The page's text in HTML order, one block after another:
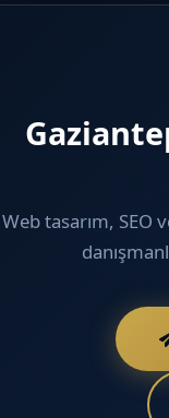
Web tasarım, SEO